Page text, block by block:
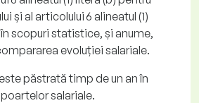
și al articolului 6 alineatul (1)
scopuri statistice, și anume,
evoluției salariale.
păstrată timp deun an în
salariale.